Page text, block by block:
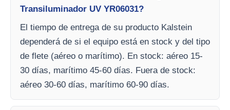
Transiluminador UV YR06031?
El tiempo de entrega de su producto Kalstein
dependerá de si el equipo está en stock y del tipo
de flete (aéreo o marítimo). En stock: aéreo 15-
30 días, marítimo 45-60 días. Fuera de stock:
aéreo 30-60 días, marítimo 60-90 días.